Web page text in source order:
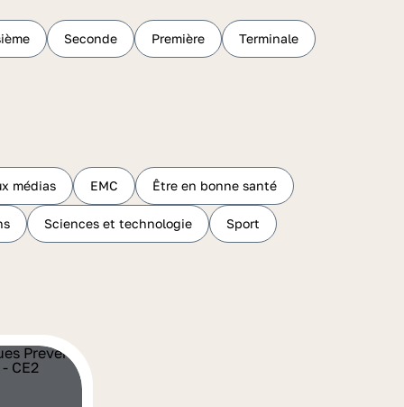
Seconde Première Terminale
médias EMC Être en bonne santé
Sciences et technologie Sport